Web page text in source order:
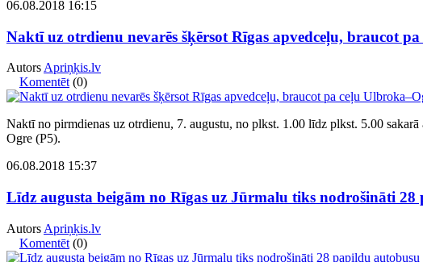
06.08.2018 16:15
Naktī uz otrdienu nevarēs šķērsot Rīgas apvedceļu, braucot
AutorsApriņķis.lv
Komentēt (0)
Naktī no pirmdienas uz otrdienu, 7. augustu, no plkst. 1.00 līdz plkst. 5.00
Ogre (P5).
06.08.2018 15:37
Līdz augusta beigām no Rīgas uz Jūrmalu tiks nodrošināti 28
Autors Apriņķis.lv
Komentēt (0)